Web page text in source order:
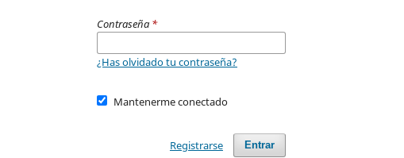
Contraseña *
¿Has olvidado tu contraseña?
Mantenerme conectado
Entrar
Registrarse